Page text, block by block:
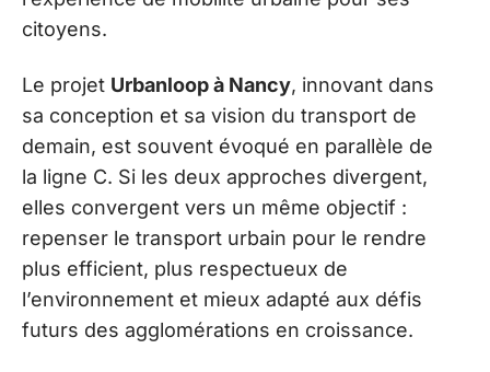
citoyens.
Le projet Urbanloop à Nancy, innovant dans
sa conception et sa vision du transport de
demain, est souvent évoqué en parallèle de
la ligne C. Si les deux approches divergent,
elles convergent vers un même objectif :
repenser le transport urbain pour le rendre
plus efficient, plus respectueux de
l’environnement et mieux adapté aux défis
futurs des agglomérations en croissance.